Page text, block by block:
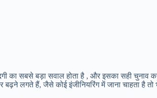
का सबसे बड़ा सवाल होता है , और इसका सही चुनाव
लगते हैं, जैसे कोई इंजीनियरिंग में जाना चाहता है